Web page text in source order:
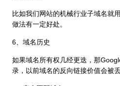
比如我们网站的机械行业子域名就
做法有一定好处。
6、域名历史
如果域名所有权几经更迭，那
录，以前域名的反向链接价值会被丢